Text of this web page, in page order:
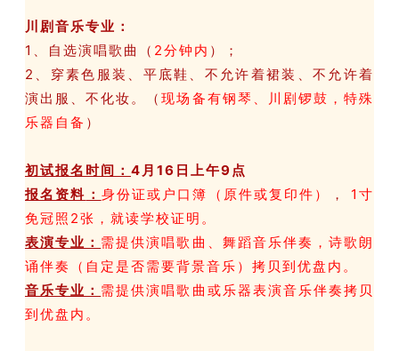
川剧音乐专业：
1、自选演唱歌曲（ 2分钟内 ）；
2、穿素色服装、平底鞋、不允许着裙装、不允许着
演出服、不化妆。（现场备有钢琴、川剧锣鼓，特殊
乐器自备 ）
初试报名时间 ： 4月16日上午9点
报名资料 ： 身份证或户口簿（原件或复印件） ，
1寸
免冠照2张，就读学校证明。
表演专业： 需提供演唱歌曲、舞蹈音乐伴奏，诗歌朗
诵伴奏（自定是否需要背景音乐）拷贝到优盘内。
音乐专业： 需提供演唱歌曲或乐器表演音乐伴奏拷贝
到优盘内 。